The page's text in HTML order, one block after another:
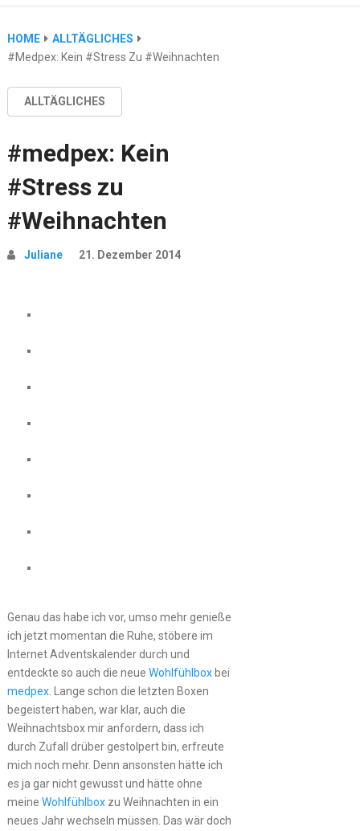
HOME
ALLTÄGLICHES
#medpex: Kein #Stress Zu #Weihnachten
ALLTÄGLICHES
#medpex: Kein
#Stress zu
#Weihnachten
Juliane 21. Dezember 2014
Genau das habe ich vor, umso mehr genieße
ich jetzt momentan die Ruhe, stöbere im
Internet Adventskalender durch und
entdeckte so auch die neue Wohlfühlboxbei
medpex. Lange schon die letzten Boxen
begeistert haben, war klar, auch die
Weihnachtsbox mir anfordern, dass ich
durch Zufall drüber gestolpert bin, erfreute
mich noch mehr. Denn ansonsten hätte ich
es ja gar nicht gewusst und hätte ohne
meine Wohlfühlboxzu Weihnachten in ein
neues Jahr wechseln müssen. Das wär doch